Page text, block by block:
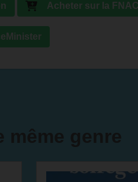
Acheter sur la FNAC